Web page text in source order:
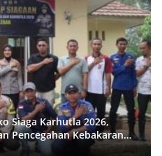
Siaga Karhutla 2026,
Pencegahan Kebakaran